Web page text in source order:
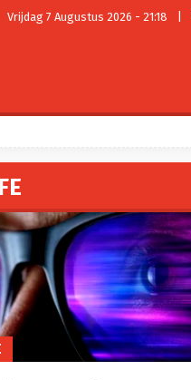
Vrijdag 7 Augustus 2026 - 21:18